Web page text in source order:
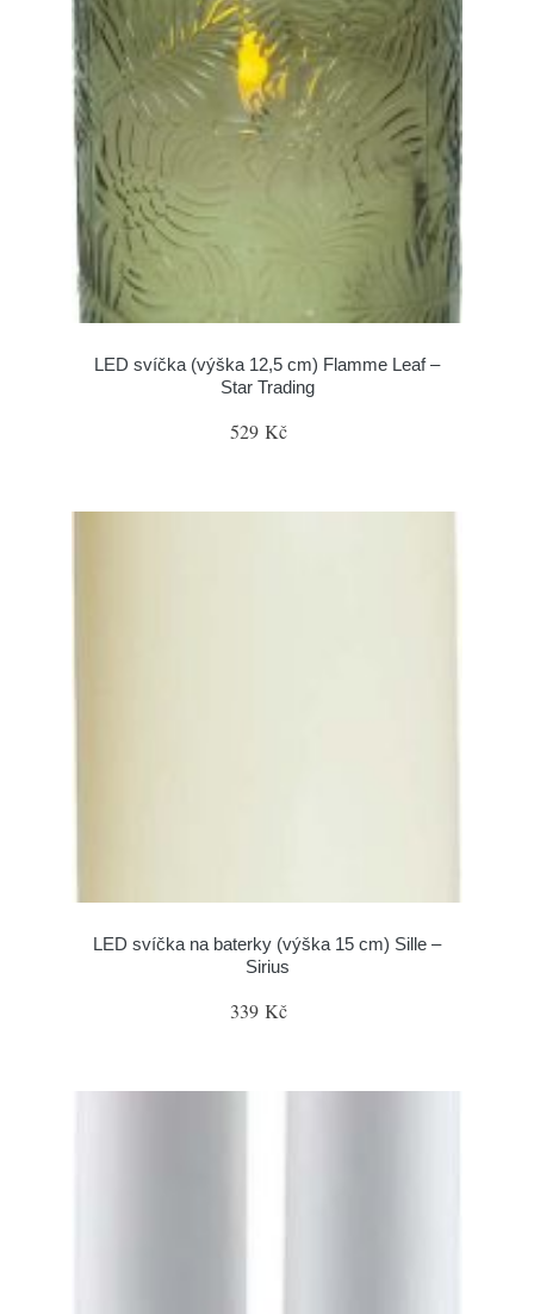
LED svíčka (výška 12,5 cm) Flamme Leaf –
Star Trading
529 Kč
LED svíčka na baterky (výška 15 cm) Sille –
Sirius
339 Kč